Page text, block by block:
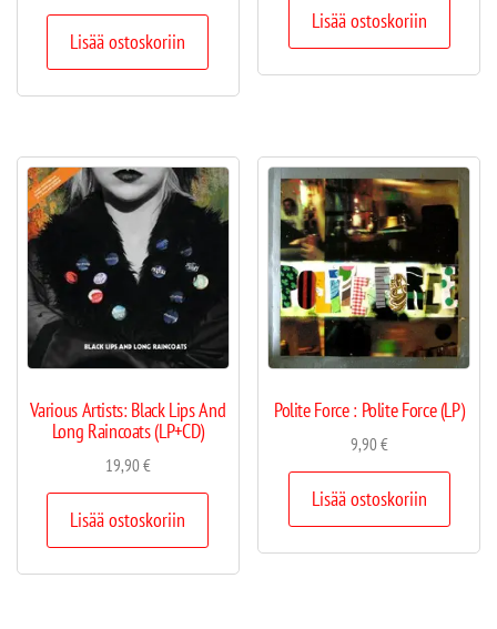
Lisää ostoskoriin
Lisää ostoskoriin
Various Artists: Black Lips And
Long Raincoats (LP+CD)
19,90€
Lisää ostoskoriin
Polite Force : Polite Force (LP)
9,90€
Lisää ostoskoriin